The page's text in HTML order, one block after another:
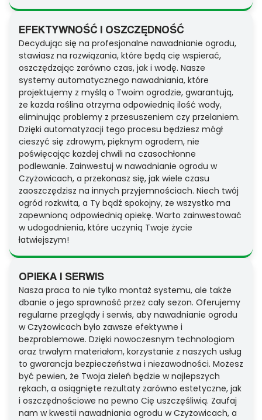
EFEKTYWNOŚĆ I OSZCZĘDNOŚĆ
Decydując się na profesjonalne nawadnianie ogrodu,
stawiasz na rozwiązania, które będą cię wspierać,
oszczędzając zarówno czas, jak i wodę. Nasze
systemy automatycznego nawadniania, które
projektujemy z myślą o Twoim ogrodzie, gwarantują,
że każda roślina otrzyma odpowiednią ilość wody,
eliminując problemy z przesuszeniem czy przelaniem.
Dzięki automatyzacji tego procesu będziesz mógł
cieszyć się zdrowym, pięknym ogrodem, nie
poświęcając każdej chwili na czasochłonne
podlewanie. Zainwestuj w nawadnianie ogrodu w
Czyżowicach, a przekonasz się, jak wiele czasu
zaoszczędzisz na innych przyjemnościach. Niech twój
ogród rozkwita, a Ty bądź spokojny, że wszystko ma
zapewnioną odpowiednią opiekę. Warto zainwestować
w udogodnienia, które uczynią Twoje życie
łatwiejszym!
OPIEKA I SERWIS
Nasza praca to nie tylko montaż systemu, ale także
dbanie o jego sprawność przez cały sezon. Oferujemy
regularne przeglądy i serwis, aby nawadnianie ogrodu
w Czyżowicach było zawsze efektywne i
bezproblemowe. Dzięki nowoczesnym technologiom
oraz trwałym materiałom, korzystanie z naszych usług
to gwarancja bezpieczeństwa i niezawodności. Możesz
być pewien, że Twoja zieleń będzie w najlepszych
rękach, a osiągnięte rezultaty zarówno estetyczne, jak
i oszczędnościowe na pewno Cię uszczęśliwią. Zaufaj
nam w kwestii nawadniania ogrodu w Czyżowicach, a